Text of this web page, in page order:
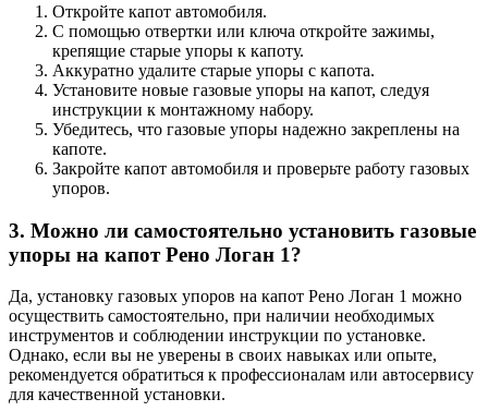
Откройте капот автомобиля.
С помощью отвертки или ключа откройте зажимы,
крепящие старые упоры к капоту.
Аккуратно удалите старые упоры с капота.
Установите новые газовые упоры на капот, следуя
инструкции к монтажному набору.
Убедитесь, что газовые упоры надежно закреплены на
капоте.
Закройте капот автомобиля и проверьте работу газовых
упоров.
3. Можно ли самостоятельно установить газовые
упоры на капот Рено Логан 1?
Да, установку газовых упоров на капот Рено Логан 1 можно
осуществить самостоятельно, при наличии необходимых
инструментов и соблюдении инструкции по установке.
Однако, если вы не уверены в своих навыках или опыте,
рекомендуется обратиться к профессионалам или автосервису
для качественной установки.